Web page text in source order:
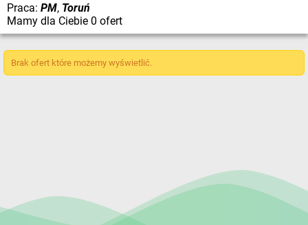
Praca: PM, Toruń
Mamy dla Ciebie 0 ofert
Brak ofert które możemy wyświetlić.